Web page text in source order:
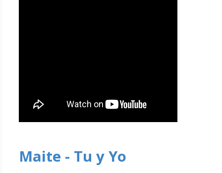
Maite - Tu y Yo